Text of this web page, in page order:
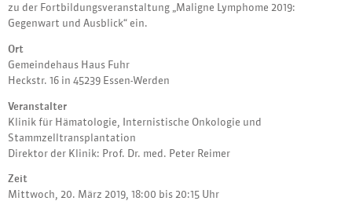
zu der Fortbildungsveranstaltung „Maligne Lymphome 2019:
Gegenwart und Ausblick“ ein.
Ort
Gemeindehaus Haus Fuhr
Heckstr. 16 in 45239 Essen-Werden
Veranstalter
Klinik für Hämatologie, Internistische Onkologie und
Stammzelltransplantation
Direktor der Klinik: Prof. Dr. med. Peter Reimer
Zeit
Mittwoch, 20. März 2019, 18:00 bis 20:15 Uhr